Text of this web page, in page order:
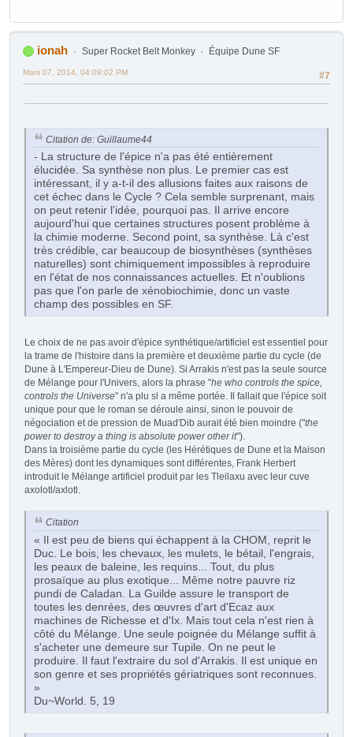
ionah Super Rocket Belt Monkey Équipe Dune SF
#7
Mars 07, 2014, 04:09:02 PM
Citation de: Guillaume44
- La structure de l'épice n'a pas été entièrement
élucidée. Sa synthèse non plus. Le premier cas est
intéressant, il y a-t-il des allusions faites aux raisons de
cet échec dans le Cycle ? Cela semble surprenant, mais
on peut retenir l'idée, pourquoi pas. Il arrive encore
aujourd'hui que certaines structures posent problème à
la chimie moderne. Second point, sa synthèse. Là c'est
très crédible, car beaucoup de biosynthèses (synthèses
naturelles) sont chimiquement impossibles à reproduire
en l'état de nos connaissances actuelles. Et n'oublions
pas que l'on parle de xénobiochimie, donc un vaste
champ des possibles en SF.
Le choix de ne pas avoir d'épice synthétique/artificiel est essentiel pour
la trame de l'histoire dans la première et deuxième partie du cycle (de
Dune à L'Empereur-Dieu de Dune). Si Arrakis n'est pas la seule source
de Mélange pour l'Univers, alors la phrase "he who controls the spice,
controls the Universe" n'a plu sl a même portée. Il fallait que l'épice soit
unique pour que le roman se déroule ainsi, sinon le pouvoir de
négociation et de pression de Muad'Dib aurait été bien moindre ("the
power to destroy a thing is absolute power other it").
Dans la troisième partie du cycle (les Hérétiques de Dune et la Maison
des Mères) dont les dynamiques sont différentes, Frank Herbert
introduit le Mélange artificiel produit par les Tleilaxu avec leur cuve
axolotl/axlotl.
Citation
« Il est peu de biens qui échappent à la CHOM, reprit le
Duc. Le bois, les chevaux, les mulets, le bétail, l'engrais,
les peaux de baleine, les requins... Tout, du plus
prosaïque au plus exotique... Même notre pauvre riz
pundi de Caladan. La Guilde assure le transport de
toutes les denrées, des œuvres d'art d'Ecaz aux
machines de Richesse et d'Ix. Mais tout cela n'est rien à
côté du Mélange. Une seule poignée du Mélange suffit à
s'acheter une demeure sur Tupile. On ne peut le
produire. Il faut l'extraire du sol d'Arrakis. Il est unique en
son genre et ses propriétés gériatriques sont reconnues.
»
Du~World. 5, 19